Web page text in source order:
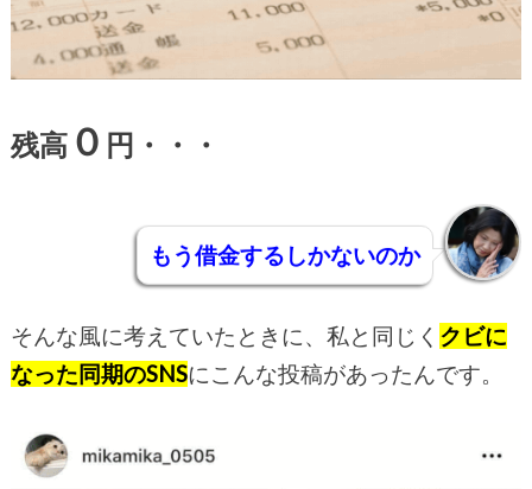
残高０ 円・・・
もう借金す るしかないのか
そんな風に考えていたときに、私と同じく クビに
なった同期のSNSにこんな投稿があったんです。